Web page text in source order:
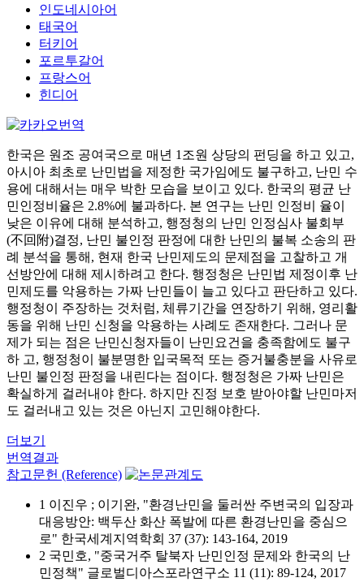
인도네시아어
태국어
터키어
포르투갈어
프랑스어
힌디어
한국은 원조 공여국으로 매년 1조원 상당의 펀딩을 하고 있고,
아시아 최초로 난민법을 제정한 국가임에도 불구하고, 난민 수
용에 대해서는 매우 박한 모습을 보이고 있다. 한국의 평균 난
민인정비율은 2.8%에 불과하다. 본 연구는 난민 인정비 율이
낮은 이유에 대해 분석하고, 행정청의 난민 인정심사 불회부
(不回附)결정, 난민 불인정 판정에 대한 난민의 불복 소송의 판
례 분석을 통해, 현재 한국 난민제도의 문제점을 고찰하고 개
선방안에 대해 제시하려고 한다. 행정청은 난민법 제정이후 난
민제도를 악용하는 가짜 난민들이 늘고 있다고 판단하고 있다.
행정청이 주장하는 것처럼, 체류기간을 연장하기 위해, 영리활
동을 위해 난민 신청을 악용하는 사례도 존재한다. 그러나 문
제가 되는 점은 난민신청자들이 난민요건을 충족함에도 불구
하 고, 행정청이 불분명한 입국목적 또는 증거불충분을 사유로
난민 불인정 판정을 내린다는 점이다. 행정청은 가짜 난민은
확실하게 걸러내야 한다. 하지만 진정 보호 받아야할 난민마저
도 걸러내고 있는 것은 아닌지 고민해야한다.
더보기
번역결과
참고문헌 (Reference)
1 이진우 ; 이기완, "환경난민을 둘러싼 주변국의 입장과
대응방안: 백두산 화산 폭발에 따른 환경난민을 중심으
로" 한국세계지역학회 37 (37): 143-164, 2019
2 국민호, "중국거주 탈북자 난민인정 문제와 한국의 난
민정책" 글로벌디아스포라연구소 11 (11): 89-124, 2017